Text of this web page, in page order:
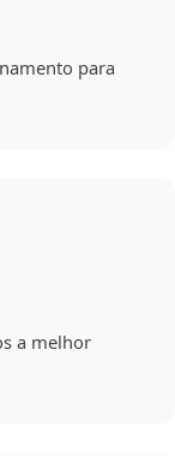
para
a melhor